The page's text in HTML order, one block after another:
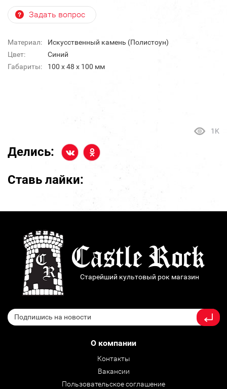
Задать вопрос
Материал:
Искусственный камень (Полистоун)
Цвет:
Синий
Габариты:
100 х 48 х 100 мм
1K
Делись:
Ставь лайки:
Старейший культовый рок магазин
О компании
Контакты
Вакансии
Пользовательское соглашение